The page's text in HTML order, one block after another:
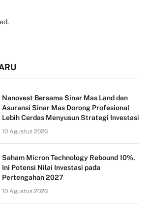
Nanovest Bersama Sinar Mas Land dan
Asuransi Sinar Mas Dorong Profesional
Lebih Cerdas Menyusun Strategi Investasi
10 Agustus 2026
Saham Micron Technology Rebound 10%,
Ini Potensi Nilai Investasi pada
Pertengahan 2027
10 Agustus 2026